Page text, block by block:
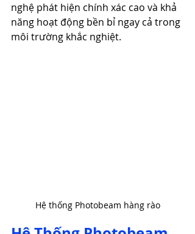
nghệ phát hiện chính xác cao và khả
năng hoạt động bền bỉ ngay cả trong
môi trường khắc nghiệt.
Hệ thống Photobeam hàng rào